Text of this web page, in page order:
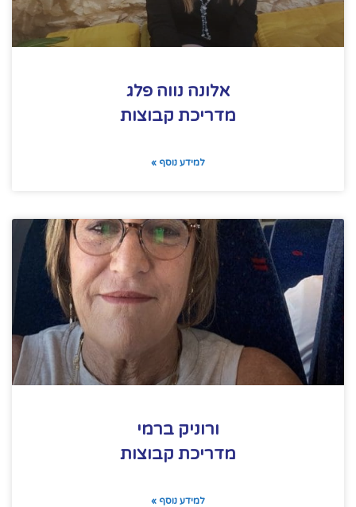
אלונה נווה פלג
מדריכת קבוצות
למידע נוסף »
ורוניק ברמי
מדריכת קבוצות
למידע נוסף »